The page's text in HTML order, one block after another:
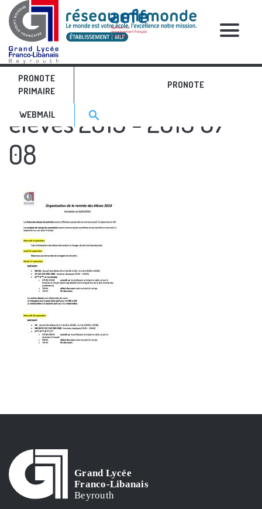
PRONOTE
PRIMAIRE
PRONOTE
WEBMAIL Search for:>
search
RELATIVE POSTS
Organisation rentrée
élèves 2019 - 2019 07
08